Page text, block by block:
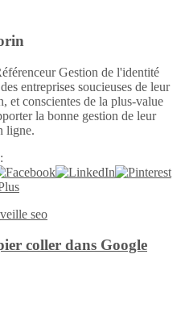
Gestion de l'identité
entreprises soucieuses de leur
et conscientes de la plus-value
la bonne gestion de leur
ligne.
veille seo
coller dans Google